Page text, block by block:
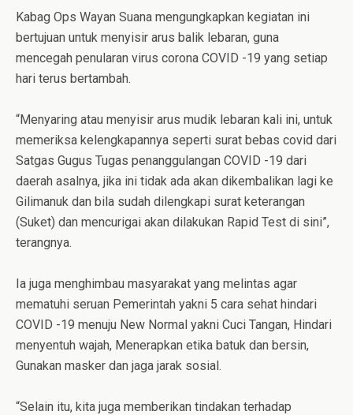
Kabag Ops Wayan Suana mengungkapkan kegiatan ini
bertujuan untuk menyisir arus balik lebaran, guna
mencegah penularan virus corona COVID -19 yang setiap
hari terus bertambah.
“Menyaring atau menyisir arus mudik lebaran kali ini, untuk
memeriksa kelengkapannya seperti surat bebas covid dari
Satgas Gugus Tugas penanggulangan COVID -19 dari
daerah asalnya, jika ini tidak ada akan dikembalikan lagi ke
Gilimanuk dan bila sudah dilengkapi surat keterangan
(Suket) dan mencurigai akan dilakukan Rapid Test di sini”,
terangnya.
Ia juga menghimbau masyarakat yang melintas agar
mematuhi seruan Pemerintah yakni 5 cara sehat hindari
COVID -19 menuju New Normal yakni Cuci Tangan, Hindari
menyentuh wajah, Menerapkan etika batuk dan bersin,
Gunakan masker dan jaga jarak sosial.
“Selain itu, kita juga memberikan tindakan terhadap